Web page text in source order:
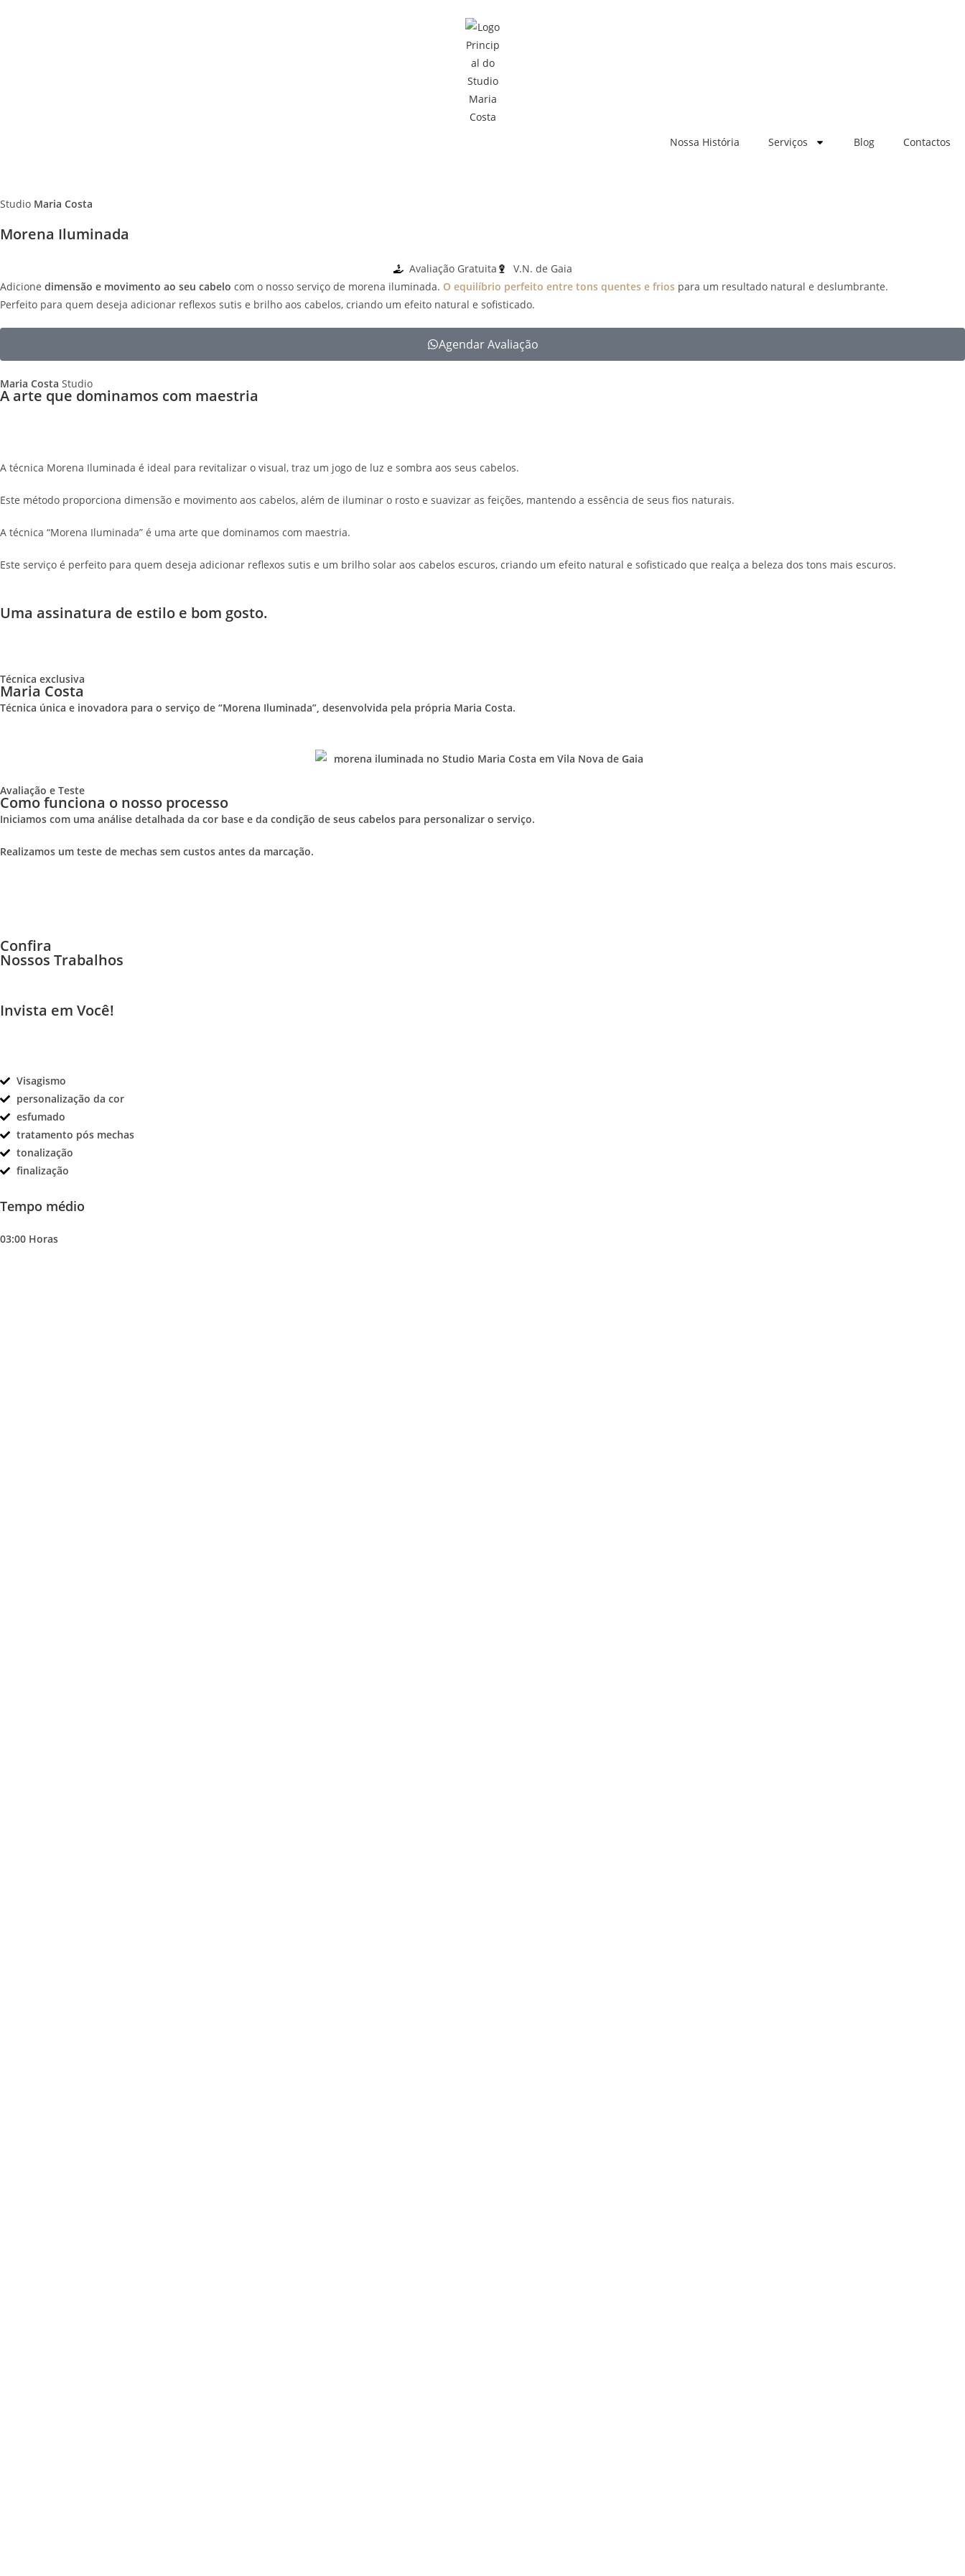
Nossa História Serviços Blog Contactos
Studio Maria Costa
Morena Iluminada
Avaliação Gratuita
V.N. de Gaia
Adicione dimensão e movimento ao seu cabelo com o nosso serviço de morena iluminada. O equilíbrio perfeito entre tons quentes e frios para um resultado natural e deslumbrante.
Perfeito para quem deseja adicionar reflexos sutis e brilho aos cabelos, criando um efeito natural e sofisticado.
Agendar Avaliação
Maria Costa Studio
A arte que dominamos com maestria
A técnica Morena Iluminada é ideal para revitalizar o visual, traz um jogo de luz e sombra aos seus cabelos.
Este método proporciona dimensão e movimento aos cabelos, além de iluminar o rosto e suavizar as feições, mantendo a essência de seus fios naturais.
A técnica “Morena Iluminada” é uma arte que dominamos com maestria.
Este serviço é perfeito para quem deseja adicionar reflexos sutis e um brilho solar aos cabelos escuros, criando um efeito natural e sofisticado que realça a beleza dos tons mais escuros.
Uma assinatura de estilo e bom gosto.
Técnica exclusiva
Maria Costa
Técnica única e inovadora para o serviço de “Morena Iluminada”, desenvolvida pela própria Maria Costa.
Avaliação e Teste
Como funciona o nosso processo
Iniciamos com uma análise detalhada da cor base e da condição de seus cabelos para personalizar o serviço.
Realizamos um teste de mechas sem custos antes da marcação.
Confira
Nossos Trabalhos
Invista em Você!
Visagismo
personalização da cor
esfumado
tratamento pós mechas
tonalização
finalização
Tempo médio
03:00 Horas